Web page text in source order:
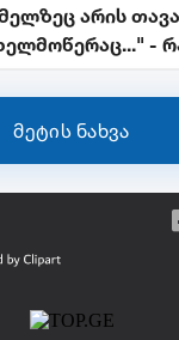
არის
-
მეტის ნახვა